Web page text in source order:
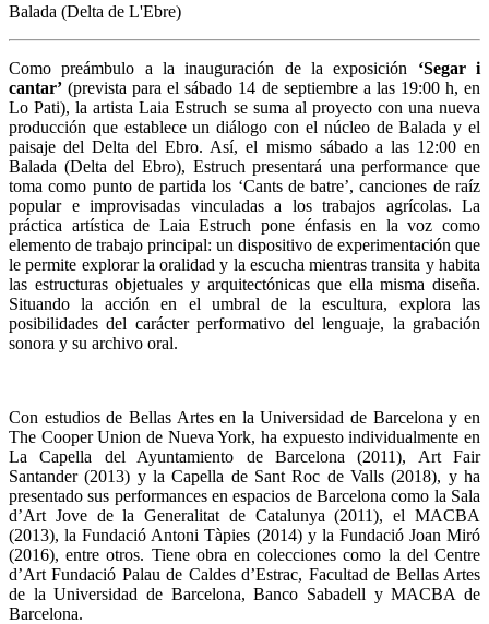
Balada (Delta de L'Ebre)
Como preámbulo a la inauguración de la exposición ‘Segar i
cantar’ (prevista para el sábado 14 de septiembre a las 19:00 h, en
Lo Pati), la artista Laia Estruch se suma al proyecto con una nueva
producción que establece un diálogo con el núcleo de Balada y el
paisaje del Delta del Ebro. Así, el mismo sábado a las 12:00 en
Balada (Delta del Ebro), Estruch presentará una performance que
toma como punto de partida los ‘Cants de batre’, canciones de raíz
popular e improvisadas vinculadas a los trabajos agrícolas. La
práctica artística de Laia Estruch pone énfasis en la voz como
elemento de trabajo principal: un dispositivo de experimentación que
le permite explorar la oralidad y la escucha mientras transita y habita
las estructuras objetuales y arquitectónicas que ella misma diseña.
Situando la acción en el umbral de la escultura, explora las
posibilidades del carácter performativo del lenguaje, la grabación
sonora y su archivo oral.
Con estudios de Bellas Artes en la Universidad de Barcelona y en
The Cooper Union de Nueva York, ha expuesto individualmente en
La Capella del Ayuntamiento de Barcelona (2011), Art Fair
Santander (2013) y la Capella de Sant Roc de Valls (2018), y ha
presentado sus performances en espacios de Barcelona como la Sala
d’Art Jove de la Generalitat de Catalunya (2011), el MACBA
(2013), la Fundació Antoni Tàpies (2014) y la Fundació Joan Miró
(2016), entre otros. Tiene obra en colecciones como la del Centre
d’Art Fundació Palau de Caldes d’Estrac, Facultad de Bellas Artes
de la Universidad de Barcelona, Banco Sabadell y MACBA de
Barcelona.